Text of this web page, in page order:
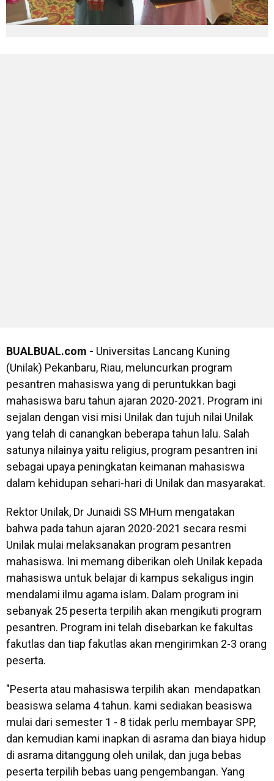
BUALBUAL.com - Universitas Lancang Kuning
(Unilak) Pekanbaru, Riau, meluncurkan program
pesantren mahasiswa yang di peruntukkan bagi
mahasiswa baru tahun ajaran 2020-2021. Program ini
sejalan dengan visi misi Unilak dan tujuh nilai Unilak
yang telah di canangkan beberapa tahun lalu. Salah
satunya nilainya yaitu religius, program pesantren ini
sebagai upaya peningkatan keimanan mahasiswa
dalam kehidupan sehari-hari di Unilak dan masyarakat.
Rektor Unilak, Dr Junaidi SS MHum mengatakan
bahwa pada tahun ajaran 2020-2021 secara resmi
Unilak mulai melaksanakan program pesantren
mahasiswa. Ini memang diberikan oleh Unilak kepada
mahasiswa untuk belajar di kampus sekaligus ingin
mendalami ilmu agama islam. Dalam program ini
sebanyak 25 peserta terpilih akan mengikuti program
pesantren. Program ini telah disebarkan ke fakultas
fakutlas dan tiap fakutlas akan mengirimkan 2-3 orang
peserta.
"Peserta atau mahasiswa terpilih akan mendapatkan
beasiswa selama 4 tahun. kami sediakan beasiswa
mulai dari semester 1 - 8 tidak perlu membayar SPP,
dan kemudian kami inapkan di asrama dan biaya hidup
di asrama ditanggung oleh unilak, dan juga bebas
peserta terpilih bebas uang pengembangan. Yang